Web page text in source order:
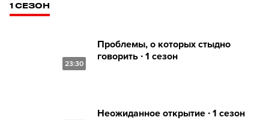
1 СЕЗОН
23:30
Проблемы, о которых стыдно
говорить ∙ 1 сезон
Неожиданное открытие ∙ 1 сезон